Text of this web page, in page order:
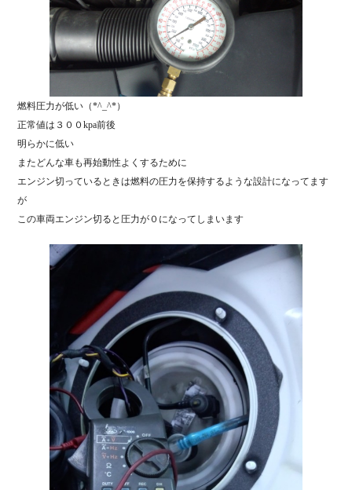
燃料圧力が低い（*^_^*）
正常値は３００kpa前後
明らかに低い
またどんな車も再始動性よくするために
エンジン切っているときは燃料の圧力を保持するような設計になってます
が
この車両エンジン切ると圧力が０になってしまいます